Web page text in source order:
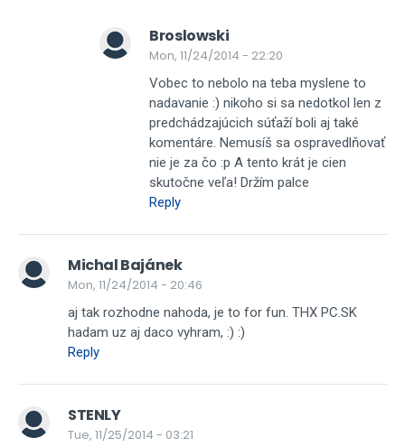
Broslowski
Mon, 11/24/2014 - 22:20
Vobec to nebolo na teba myslene to
nadavanie :) nikoho si sa nedotkol len z
predchádzajúcich súťaží boli aj také
komentáre. Nemusíš sa ospravedlňovať
nie je za čo :p A tento krát je cien
skutočne veľa! Držím palce
Reply
Michal Bajánek
Mon, 11/24/2014 - 20:46
aj tak rozhodne nahoda, je to for fun. THX PC.SK
hadam uz aj daco vyhram, :) :)
Reply
STENLY
Tue, 11/25/2014 - 03:21